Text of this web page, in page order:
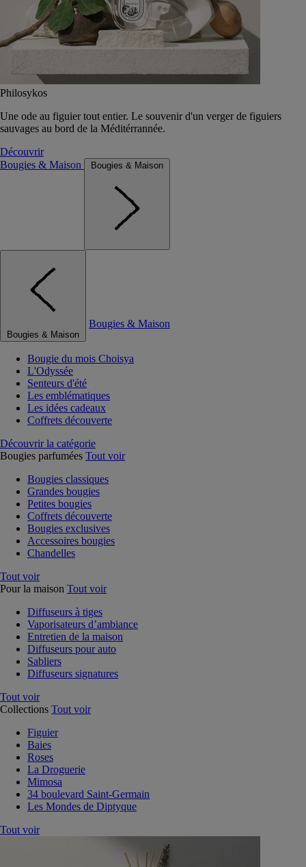
Philosykos
Une ode au figuier tout entier. Le souvenir d'un verger de figuiers
sauvages au bord de la Méditérrannée.
Découvrir
Bougies & Maison
Bougies & Maison
Bougies & Maison
Bougies & Maison
Bougie du mois Choisya
L'Odyssée
Senteurs d'été
Les emblématiques
Les idées cadeaux
Coffrets découverte
Découvrir la catégorie
Bougies parfumées Tout voir
Bougies classiques
Grandes bougies
Petites bougies
Coffrets découverte
Bougies exclusives
Accessoires bougies
Chandelles
Tout voir
Pour la maison Tout voir
Diffuseurs à tiges
Vaporisateurs d’ambiance
Entretien de la maison
Diffuseurs pour auto
Sabliers
Diffuseurs signatures
Tout voir
Collections Tout voir
Figuier
Baies
Roses
La Droguerie
Mimosa
34 boulevard Saint-Germain
Les Mondes de Diptyque
Tout voir